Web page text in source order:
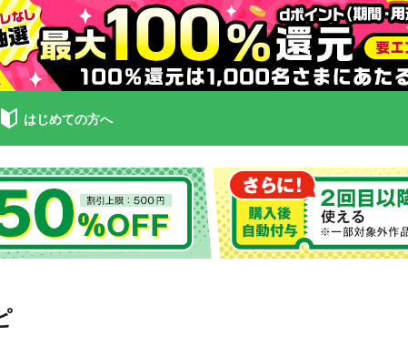
はじめての方へ